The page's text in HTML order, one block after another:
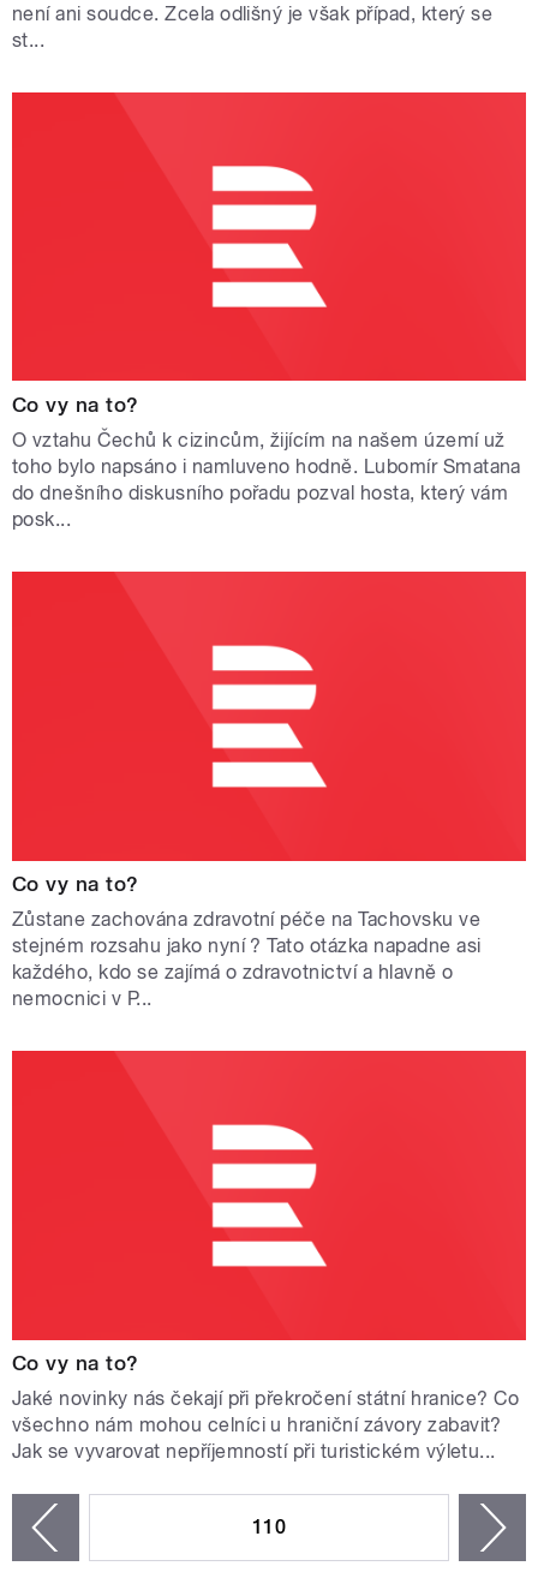
není ani soudce. Zcela odlišný je však případ, který se
st...
Co vy na to?
O vztahu Čechů k cizincům, žijícím na našem území už
toho bylo napsáno i namluveno hodně. Lubomír Smatana
do dnešního diskusního pořadu pozval hosta, který vám
posk...
Co vy na to?
Zůstane zachována zdravotní péče na Tachovsku ve
stejném rozsahu jako nyní ? Tato otázka napadne asi
každého, kdo se zajímá o zdravotnictví a hlavně o
nemocnici v P...
Co vy na to?
Jaké novinky nás čekají při překročení státní hranice? Co
všechno nám mohou celníci u hraniční závory zabavit?
Jak se vyvarovat nepříjemností při turistickém výletu...
110